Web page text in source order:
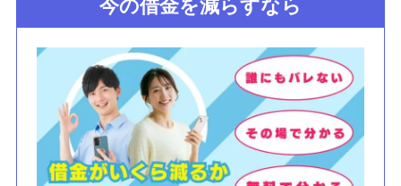
今の借金を減らすなら